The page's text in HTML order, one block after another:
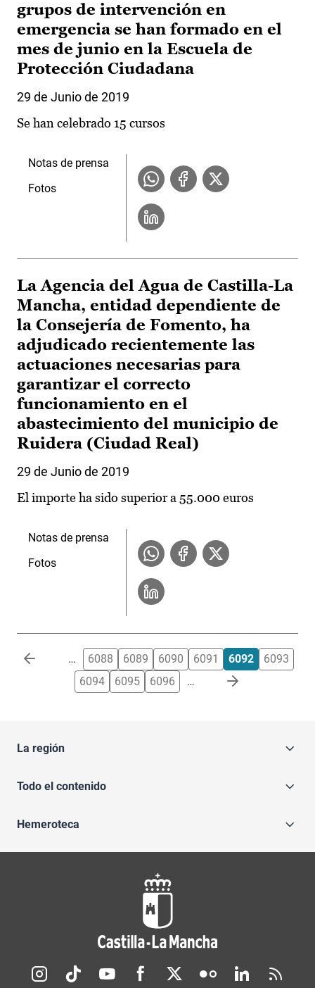
grupos de intervención en
emergencia se han formado en el
mes de junio en la Escuela de
Protección Ciudadana
29 de Junio de 2019
Se han celebrado 15 cursos
Notas de prensa
Fotos
La Agencia del Agua de Castilla-La
Mancha, entidad dependiente de
la Consejería de Fomento, ha
adjudicado recientemente las
actuaciones necesarias para
garantizar el correcto
funcionamiento en el
abastecimiento del municipio de
Ruidera (Ciudad Real)
29 de Junio de 2019
El importe ha sido superior a 55.000 euros
Notas de prensa
Fotos
Paginación … 6088 6089 6090 6091 6092
6093
6094
6095 6096 …
La región
Todo el contenido
Hemeroteca
Redes sociales JCCM